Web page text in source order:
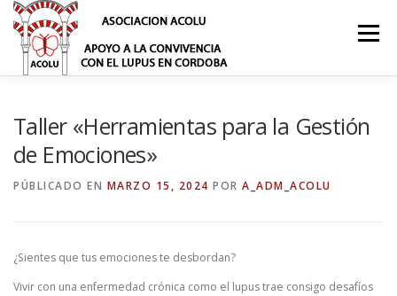
Saltar
contenido
Menú
Taller «Herramientas para la Gestión
de Emociones»
PÚBLICADO EN MARZO 15, 2024 POR A_ADM_ACOLU
¿Sientes que tus emociones te desbordan?
Vivir con una enfermedad crónica como el lupus trae consigo desafíos